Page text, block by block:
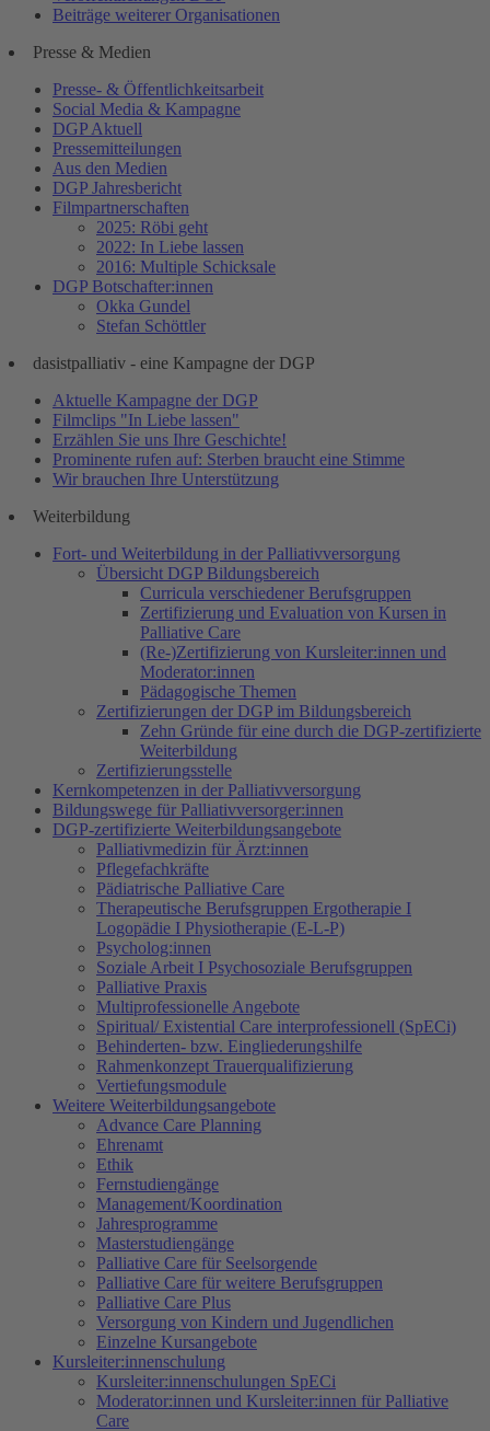
Beiträge weiterer Organisationen
Presse & Medien
Presse- & Öffentlichkeitsarbeit
Social Media & Kampagne
DGP Aktuell
Pressemitteilungen
Aus den Medien
DGP Jahresbericht
Filmpartnerschaften
2025: Röbi geht
2022: In Liebe lassen
2016: Multiple Schicksale
DGP Botschafter:innen
Okka Gundel
Stefan Schöttler
dasistpalliativ - eine Kampagne der DGP
Aktuelle Kampagne der DGP
Filmclips "In Liebe lassen"
Erzählen Sie uns Ihre Geschichte!
Prominente rufen auf: Sterben braucht eine Stimme
Wir brauchen Ihre Unterstützung
Weiterbildung
Fort- und Weiterbildung in der Palliativversorgung
Übersicht DGP Bildungsbereich
Curricula verschiedener Berufsgruppen
Zertifizierung und Evaluation von Kursen in
Palliative Care
(Re-)Zertifizierung von Kursleiter:innen und
Moderator:innen
Pädagogische Themen
Zertifizierungen der DGP im Bildungsbereich
Zehn Gründe für eine durch die DGP-zertifizierte
Weiterbildung
Zertifizierungsstelle
Kernkompetenzen in der Palliativversorgung
Bildungswege für Palliativversorger:innen
DGP-zertifizierte Weiterbildungsangebote
Palliativmedizin für Ärzt:innen
Pflegefachkräfte
Pädiatrische Palliative Care
Therapeutische Berufsgruppen Ergotherapie I
Logopädie I Physiotherapie (E-L-P)
Psycholog:innen
Soziale Arbeit I Psychosoziale Berufsgruppen
Palliative Praxis
Multiprofessionelle Angebote
Spiritual/ Existential Care interprofessionell (SpECi)
Behinderten- bzw. Eingliederungshilfe
Rahmenkonzept Trauerqualifizierung
Vertiefungsmodule
Weitere Weiterbildungsangebote
Advance Care Planning
Ehrenamt
Ethik
Fernstudiengänge
Management/Koordination
Jahresprogramme
Masterstudiengänge
Palliative Care für Seelsorgende
Palliative Care für weitere Berufsgruppen
Palliative Care Plus
Versorgung von Kindern und Jugendlichen
Einzelne Kursangebote
Kursleiter:innenschulung
Kursleiter:innenschulungen SpECi
Moderator:innen und Kursleiter:innen für Palliative
Care